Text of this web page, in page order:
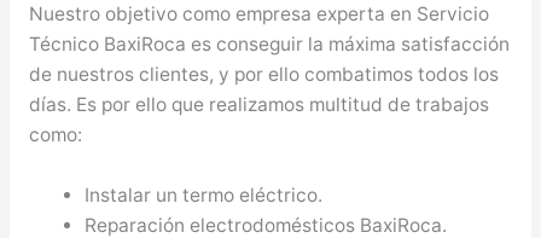
Nuestro objetivo como empresa experta en Servicio
Técnico BaxiRoca es conseguir la máxima satisfacción
de nuestros clientes, y por ello combatimos todos los
días. Es por ello que realizamos multitud de trabajos
como:
Instalar un termo eléctrico.
Reparación electrodomésticos BaxiRoca.